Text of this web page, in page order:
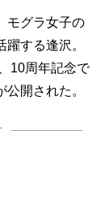
モグラ女子の
する逢沢。
10周年記念で
開された。